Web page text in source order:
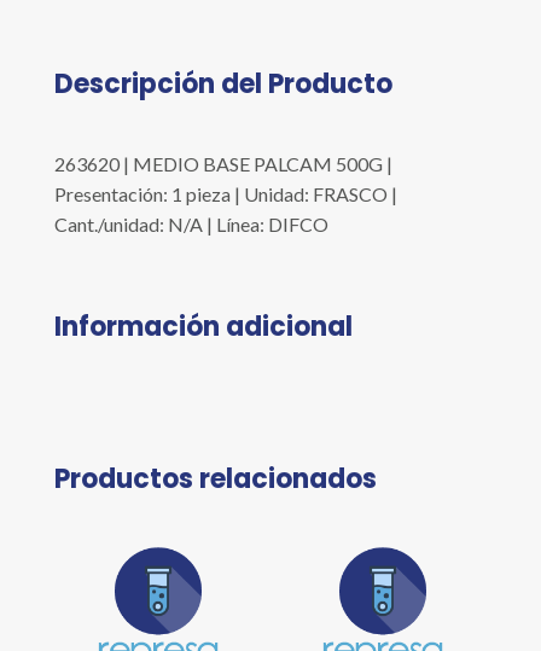
Descripción del Producto
263620 | MEDIO BASE PALCAM 500G |
Presentación: 1 pieza | Unidad: FRASCO |
Cant./unidad: N/A | Línea: DIFCO
Información adicional
Productos relacionados